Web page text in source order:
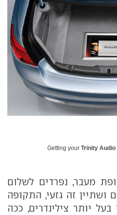
Getting your Trinity Audio
מעבר, נפרדים לשלום
ושתיין זה גזעי, התקופה
יותר צילינדרים, ככה